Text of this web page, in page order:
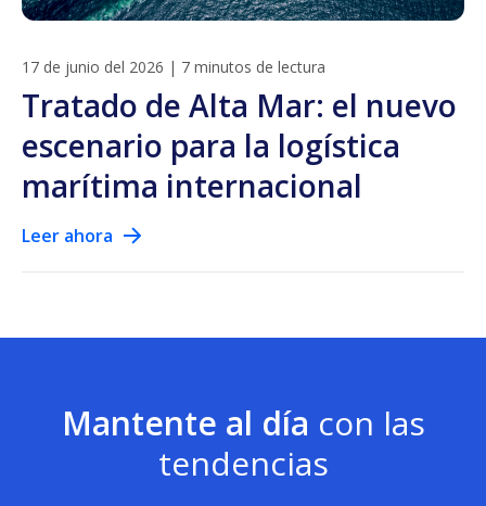
17 de junio del 2026 | 7 minutos de lectura
Tratado de Alta Mar: el nuevo
escenario para la logística
marítima internacional
Leer ahora
Mantente al día con las
tendencias